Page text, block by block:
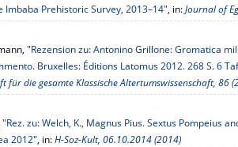
Imbaba Prehistoric Survey, 2013–14", in:Journal of
"Rezension zu: Antonino Grillone: Gromatica
Bruxelles: Éditions Latomus 2012. 268 S. 6
für die gesamte Klassische Altertumswissenschaft, 86
"Rez. zu: Welch, K., Magnus Pius. Sextus Pompeius
2012", in:H-Soz-Kult, 06.10.2014 (2014)